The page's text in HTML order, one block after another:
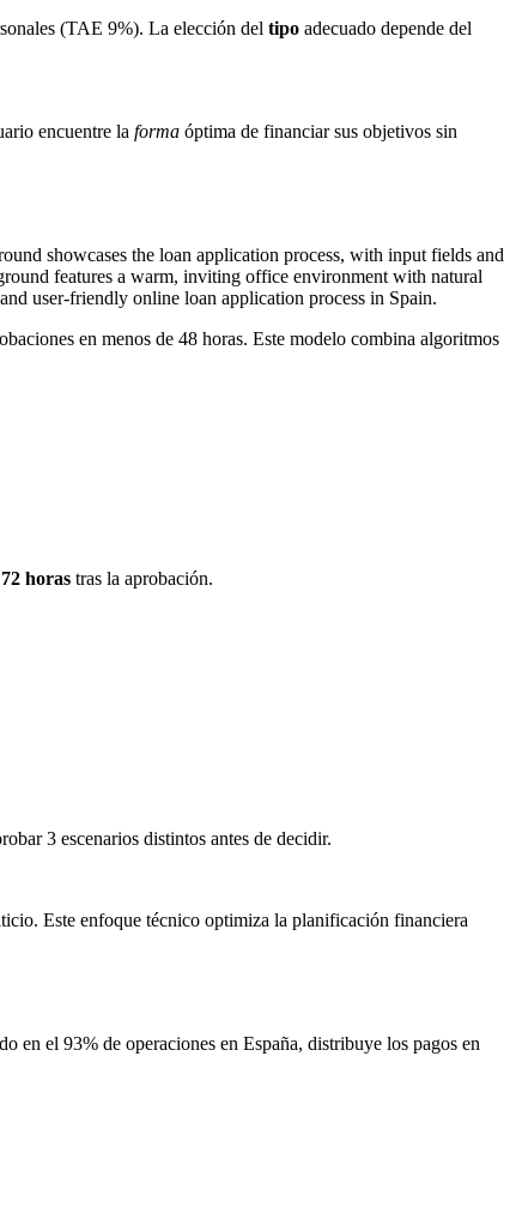
(TAE 9%). La elección del tipo adecuado depende del
encuentre la forma óptima de financiar sus objetivos sin
en menos de 48 horas. Este modelo combina algoritmos
horas tras la aprobación.
3 escenarios distintos antes de decidir.
Este enfoque técnico optimiza la planificación financiera
en el 93% de operaciones en España, distribuye los pagos en